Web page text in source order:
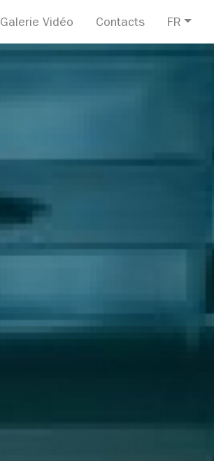
Galerie Vidéo Contacts FR